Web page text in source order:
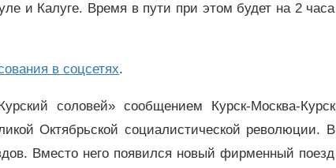
и Калуге. Время в пути при этом будет на 2 часа
в соцсетях.
соловей» сообщением Курск-Москва-Курск
Октябрьской социалистической революции. В
Вместо него появился новый фирменный поезд